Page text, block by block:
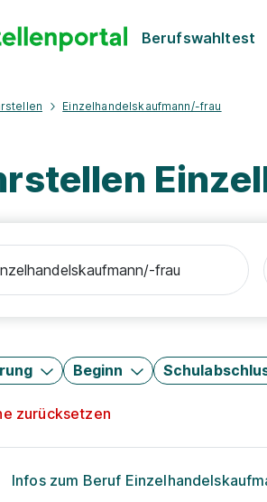
Berufswahltest
Einzelhandelskaufmann/-frau
Beginn
zurücksetzen
Infos zum Beruf